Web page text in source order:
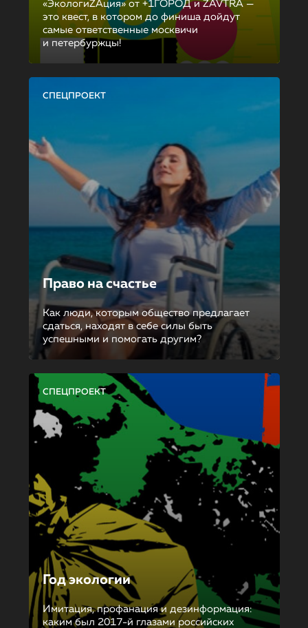
«ЭкологиZAция» от +1ГОРОД и ZAVTRA —
это квест, в котором до финиша дойдут
самые ответственные москвичи
и петербуржцы!
СПЕЦПРОЕКТ
Право на счастье
Как люди, которым общество предлагает
сдаться, находят в себе силы быть
успешными и помогать другим?
СПЕЦПРОЕКТ
Год экологии
Имитация, профанация и дезинформация:
каким был 2017-й глазами российских